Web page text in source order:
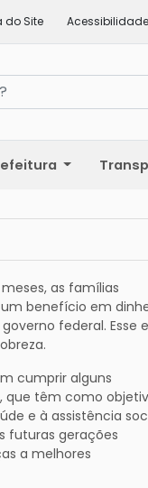
do Site Acessibilidade
as famílias
benefício em
federal. Esse
cumprir alguns
que têm como
e à assistência
futuras gerações
a melhores